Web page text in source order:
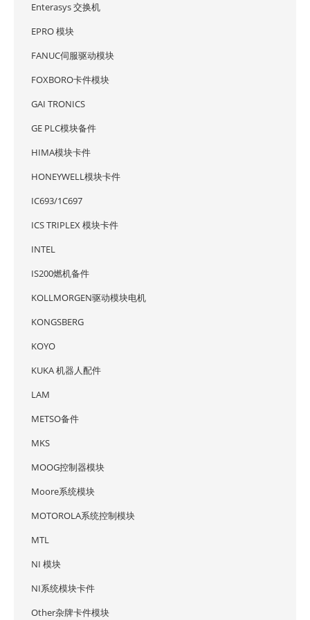
Enterasys 交换机
EPRO 模块
FANUC伺服驱动模块
FOXBORO卡件模块
GAI TRONICS
GE PLC模块备件
HIMA模块卡件
HONEYWELL模块卡件
IC693/1C697
ICS TRIPLEX 模块卡件
INTEL
IS200燃机备件
KOLLMORGEN驱动模块电机
KONGSBERG
KOYO
KUKA 机器人配件
LAM
METSO备件
MKS
MOOG控制器模块
Moore系统模块
MOTOROLA系统控制模块
MTL
NI 模块
NI系统模块卡件
Other杂牌卡件模块